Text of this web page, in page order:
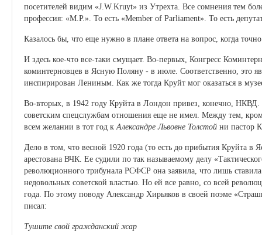
посетителей видим «J.W.Kruyt» из Утрехта. Все сомнения тем
профессия: «M.P.». То есть «Member of Parliament». То есть
Казалось бы, что еще нужно в плане ответа на вопрос, когда
И здесь кое-что все-таки смущает. Во-первых, Конгресс
коминтерновцев в Ясную Поляну - в июле. Соответственно, это
инспирирован Лениным. Как же тогда Круйт мог оказаться в
Во-вторых, в 1942 году Круйта в Лондон привез, конечно,
советским спецслужбам отношения еще не имел. Между тем,
всем желании в тот год кАлександре Львовне Толстой ни пастор
Дело в том, что весной 1920 года (то есть до прибытия Круйта в
арестована ВЧК. Ее судили по так называемому делу
революционного трибунала РСФСР она заявила, что лишь
недовольных советской властью. Но ей все равно, со всей
года. По этому поводу Александр Хирьяков в своей поэме
писал:
Тушите свой гражданский жар